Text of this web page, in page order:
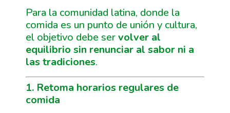
Para la comunidad latina, donde la
comida es un punto de unión y cultura,
el objetivo debe servolver al
equilibrio sin renunciar al sabor ni a
las tradiciones.
1. Retoma horarios regulares de
comida